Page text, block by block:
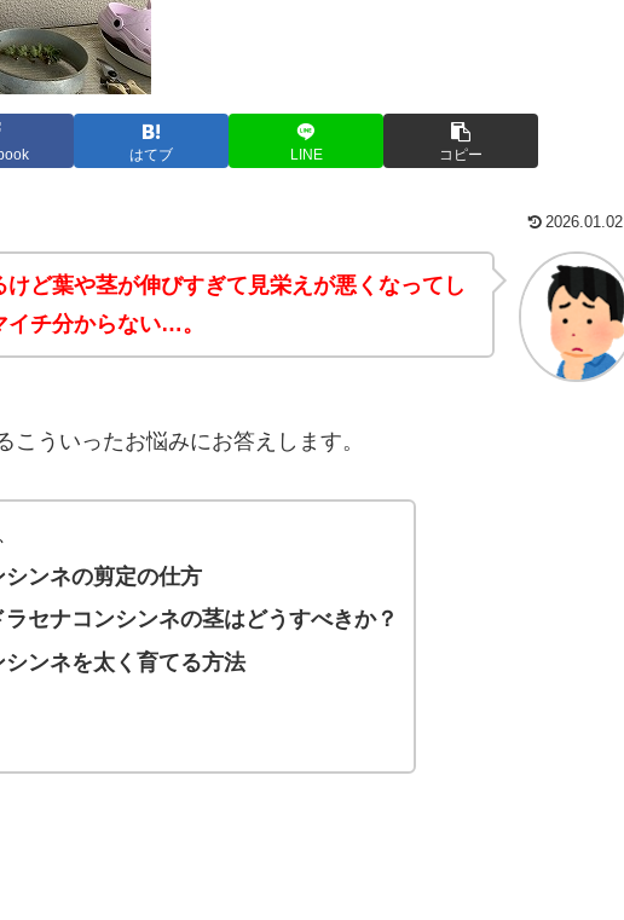
はてブ LINE コピー
2026.01.02
けど葉や茎が伸びすぎて見栄えが悪くなってし
イチ分からない…。
ういったお悩みにお答えします。
シンネの剪定の仕方
セナコンシンネの茎はどうすべきか？
シンネを太く育てる方法